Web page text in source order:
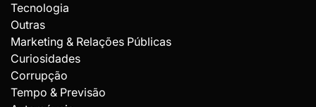
Tecnologia
Outras
Marketing & Relações Públicas
Curiosidades
Corrupção
Tempo & Previsão